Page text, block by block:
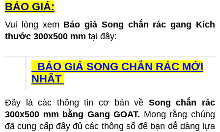
BÁO GIÁ:
Vui lòng xem Báo giá Song chắn rác gang Kích
thước 300x500 mm tại đây:
BÁO GIÁ SONG CHẮN RÁC MỚI
NHẤT
Đây là các thông tin cơ bản về Song chắn rác
300x500 mm bằng Gang GOAT. Mong rằng chúng
đã cung cấp đầy đủ các thông số để bạn dễ dàng lựa